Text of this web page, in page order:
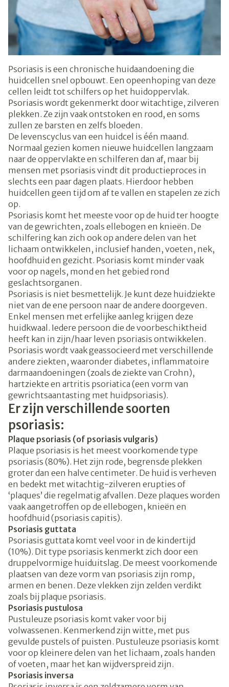
Psoriasis is een chronische huidaandoening die
huidcellen snel opbouwt. Een opeenhoping van deze
cellen leidt tot schilfers op het huidoppervlak.
Psoriasis wordt gekenmerkt door witachtige, zilveren
plekken. Ze zijn vaak ontstoken en rood, en soms
zullen ze barsten en zelfs bloeden.
De levenscyclus van een huidcel is één maand.
Normaal gezien komen nieuwe huidcellen langzaam
naar de oppervlakte en schilferen dan af, maar bij
mensen met psoriasis vindt dit productieproces in
slechts een paar dagen plaats. Hierdoor hebben
huidcellen geen tijd om af te vallen en stapelen ze zich
op.
Psoriasis komt het meeste voor op de huid ter hoogte
van de gewrichten, zoals ellebogen en knieën. De
schilfering kan zich ook op andere delen van het
lichaam ontwikkelen, inclusief handen, voeten, nek,
hoofdhuid en gezicht. Psoriasis komt minder vaak
voor op nagels, mond en het gebied rond
geslachtsorganen.
Psoriasis is niet besmettelijk. Je kunt deze huidziekte
niet van de ene persoon naar de andere doorgeven.
Enkel mensen met erfelijke aanleg krijgen deze
huidkwaal. Iedere persoon die de voorbeschiktheid
heeft kan in zijn/haar leven psoriasis ontwikkelen.
Psoriasis wordt vaak geassocieerd met verschillende
andere ziekten, waaronder diabetes, inflammatoire
darmaandoeningen (zoals de ziekte van Crohn),
hartziekte en artritis psoriatica (een vorm van
gewrichtsaantasting met huidpsoriasis).
Er zijn verschillende soorten
psoriasis:
Plaque psoriasis (of psoriasis vulgaris)
Plaque psoriasis is het meest voorkomende type
psoriasis (80%). Het zijn rode, begrensde plekken
groter dan een halve centimeter. De huid is verheven
en bedekt met witachtig-zilveren erupties of
‘plaques’ die regelmatig afvallen. Deze plaques worden
vaak aangetroffen op de ellebogen, knieën en
hoofdhuid (psoriasis capitis).
Psoriasis guttata
Psoriasis guttata komt veel voor in de kindertijd
(10%). Dit type psoriasis kenmerkt zich door een
druppelvormige huiduitslag. De meest voorkomende
plaatsen van deze vorm van psoriasis zijn romp,
armen en benen. Deze vlekken zijn zelden verdikt
zoals bij plaque psoriasis.
Psoriasis pustulosa
Pustuleuze psoriasis komt vaker voor bij
volwassenen. Kenmerkend zijn witte, met pus
gevulde pustels of puisten. Pustuleuze psoriasis komt
voor op kleinere delen van het lichaam, zoals handen
of voeten, maar het kan wijdverspreid zijn.
Psoriasis inversa